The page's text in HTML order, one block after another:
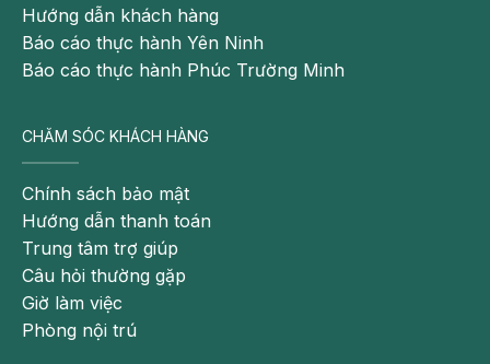
Hướng dẫn khách hàng
Báo cáo thực hành Yên Ninh
Báo cáo thực hành Phúc Trường Minh
CHĂM SÓC KHÁCH HÀNG
Chính sách bảo mật
Hướng dẫn thanh toán
Trung tâm trợ giúp
Câu hỏi thường gặp
Giờ làm việc
Phòng nội trú